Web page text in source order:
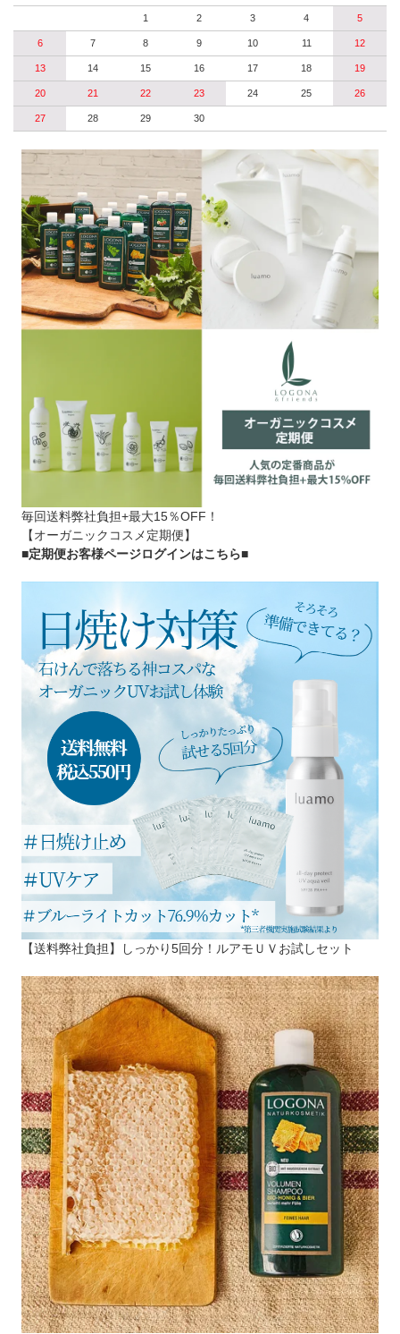
1 2 3 4 5
6 7 8 9 10 11 12
13 14 15 16 17 18 19
20 21 22 23 24 25 26
27 28 29 30
毎回送料弊社負担+最大15％OFF！
【オーガニックコスメ定期便】
■定期便お客様ページログインはこちら■
【送料弊社負担】しっかり5回分！ルアモＵＶお試しセット